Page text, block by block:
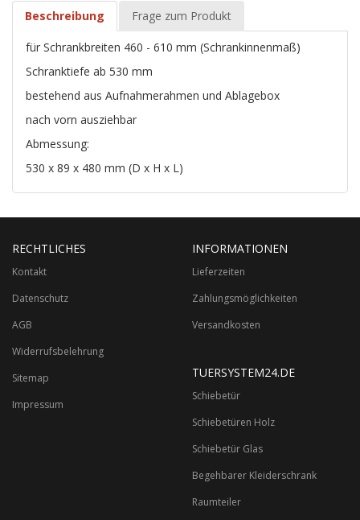
Beschreibung Frage zum Produkt
für Schrankbreiten 460 - 610 mm (Schrankinnenmaß)
Schranktiefe ab 530 mm
bestehend aus Aufnahmerahmen und Ablagebox
nach vorn ausziehbar
Abmessung:
530 x 89 x 480 mm (D x H x L)
RECHTLICHES
Kontakt
Datenschutz
AGB
Widerrufsbelehrung
Sitemap
Impressum
INFORMATIONEN
Lieferzeiten
Zahlungsmöglichkeiten
Versandkosten
TUERSYSTEM24.DE
Schiebetür
Schiebetüren Holz
Schiebetür Glas
Begehbarer Kleiderschrank
Raumteiler